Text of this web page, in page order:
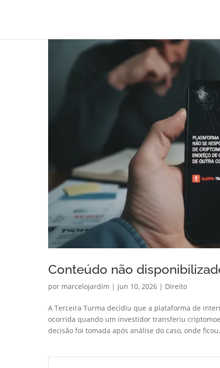
Conteúdo não
por marcelojardim | jun 10, 2026 | Direito
A Terceira Turma decidiu que a plataforma de
ocorrida quando um investidor transferiu
decisão foi tomada após análise do caso, onde